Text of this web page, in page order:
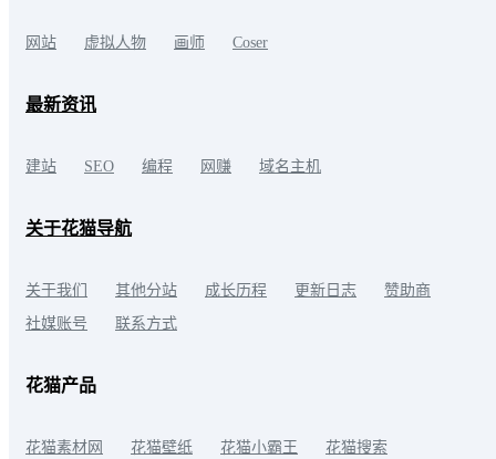
网站 虚拟人物 画师 Coser
最新资讯
建站 SEO 编程 网赚 域名主机
关于花猫导航
关于我们 其他分站 成长历程 更新日志
赞助商
社媒账号
联系方式
花猫产品
花猫素材网 花猫壁纸 花猫小霸王 花猫搜索